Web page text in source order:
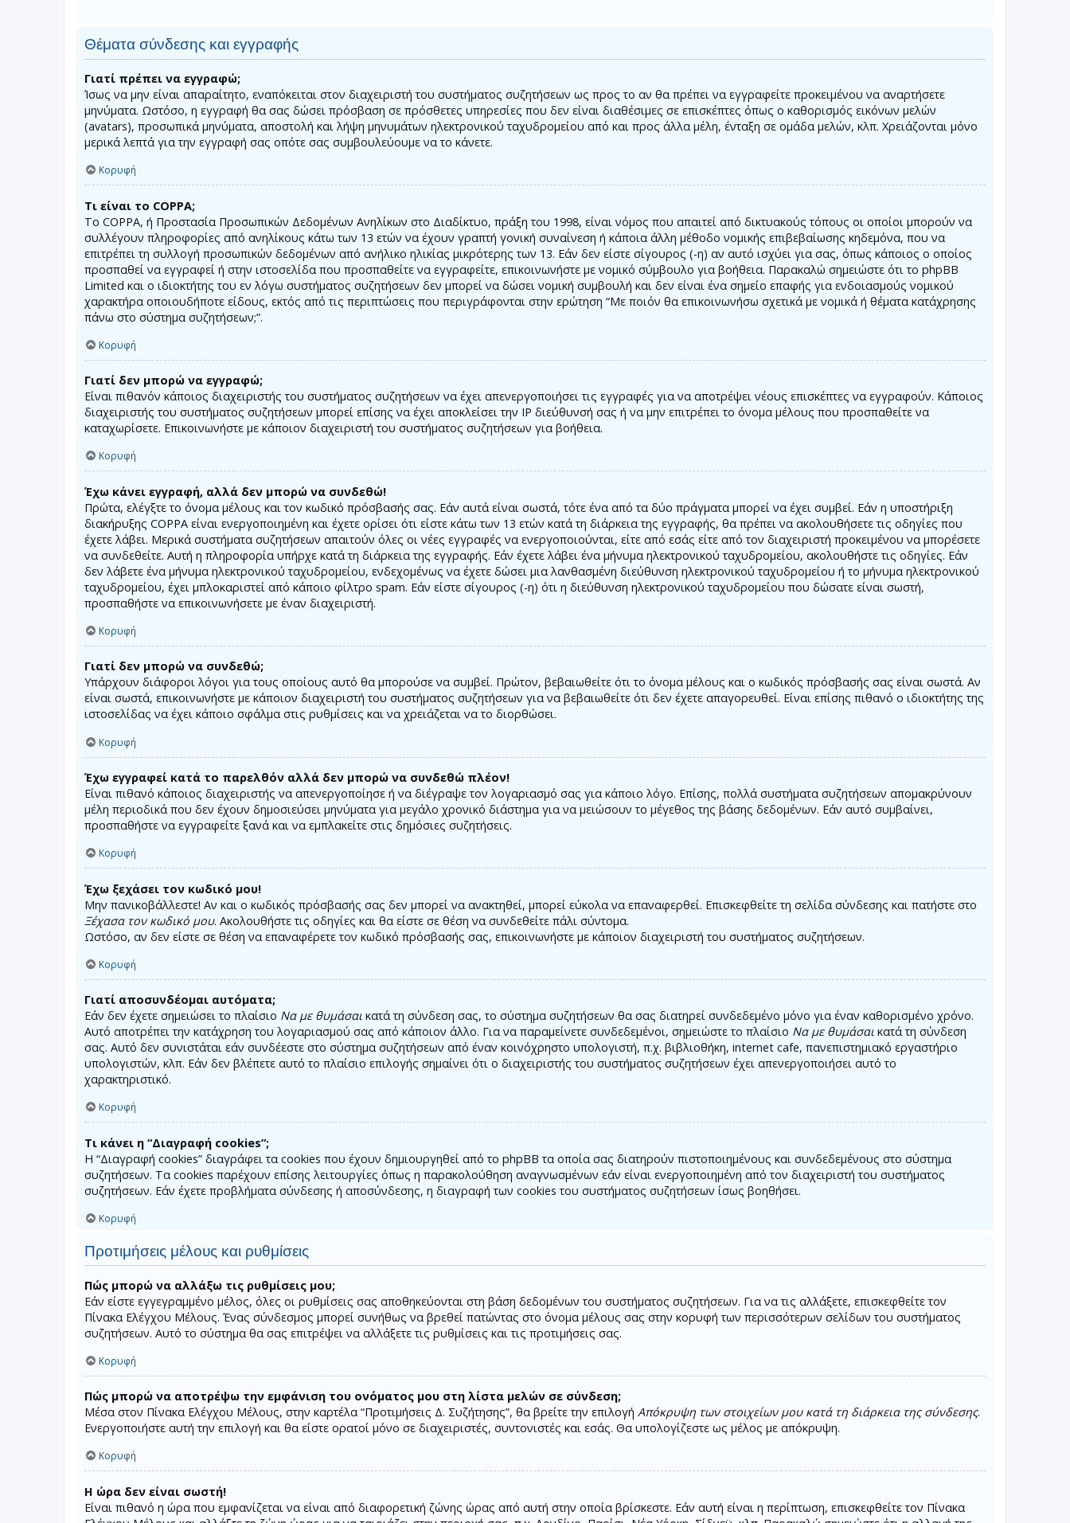
Θέματα σύνδεσης και εγγραφής
Γιατί πρέπει να εγγραφώ;
Ίσως να μην είναι απαραίτητο, εναπόκειται στον διαχειριστή του συστήματος συζητήσεων ως προς το αν θα πρέπει να εγγραφείτε προκειμένου να αναρτήσετε
μηνύματα. Ωστόσο, η εγγραφή θα σας δώσει πρόσβαση σε πρόσθετες υπηρεσίες που δεν είναι διαθέσιμες σε επισκέπτες όπως ο καθορισμός εικόνων μελών
(avatars), προσωπικά μηνύματα, αποστολή και λήψη μηνυμάτων ηλεκτρονικού ταχυδρομείου από και προς άλλα μέλη, ένταξη σε ομάδα μελών, κλπ. Χρειάζονται μόνο
μερικά λεπτά για την εγγραφή σας οπότε σας συμβουλεύουμε να το κάνετε.
Κορυφή
Τι είναι το COPPA;
Το COPPA, ή Προστασία Προσωπικών Δεδομένων Ανηλίκων στο Διαδίκτυο, πράξη του 1998, είναι νόμος που απαιτεί από δικτυακούς τόπους οι οποίοι μπορούν να
συλλέγουν πληροφορίες από ανηλίκους κάτω των 13 ετών να έχουν γραπτή γονική συναίνεση ή κάποια άλλη μέθοδο νομικής επιβεβαίωσης κηδεμόνα, που να
επιτρέπει τη συλλογή προσωπικών δεδομένων από ανήλικο ηλικίας μικρότερης των 13. Εάν δεν είστε σίγουρος (-η) αν αυτό ισχύει για σας, όπως κάποιος ο οποίος
προσπαθεί να εγγραφεί ή στην ιστοσελίδα που προσπαθείτε να εγγραφείτε, επικοινωνήστε με νομικό σύμβουλο για βοήθεια. Παρακαλώ σημειώστε ότι το phpBB
Limited και ο ιδιοκτήτης του εν λόγω συστήματος συζητήσεων δεν μπορεί να δώσει νομική συμβουλή και δεν είναι ένα σημείο επαφής για ενδοιασμούς νομικού
χαρακτήρα οποιουδήποτε είδους, εκτός από τις περιπτώσεις που περιγράφονται στην ερώτηση “Με ποιόν θα επικοινωνήσω σχετικά με νομικά ή θέματα κατάχρησης
πάνω στο σύστημα συζητήσεων;”.
Κορυφή
Γιατί δεν μπορώ να εγγραφώ;
Είναι πιθανόν κάποιος διαχειριστής του συστήματος συζητήσεων να έχει απενεργοποιήσει τις εγγραφές για να αποτρέψει νέους επισκέπτες να εγγραφούν. Κάποιος
διαχειριστής του συστήματος συζητήσεων μπορεί επίσης να έχει αποκλείσει την IP διεύθυνσή σας ή να μην επιτρέπει το όνομα μέλους που προσπαθείτε να
καταχωρίσετε. Επικοινωνήστε με κάποιον διαχειριστή του συστήματος συζητήσεων για βοήθεια.
Κορυφή
Έχω κάνει εγγραφή, αλλά δεν μπορώ να συνδεθώ!
Πρώτα, ελέγξτε το όνομα μέλους και τον κωδικό πρόσβασής σας. Εάν αυτά είναι σωστά, τότε ένα από τα δύο πράγματα μπορεί να έχει συμβεί. Εάν η υποστήριξη
διακήρυξης COPPA είναι ενεργοποιημένη και έχετε ορίσει ότι είστε κάτω των 13 ετών κατά τη διάρκεια της εγγραφής, θα πρέπει να ακολουθήσετε τις οδηγίες που
έχετε λάβει. Μερικά συστήματα συζητήσεων απαιτούν όλες οι νέες εγγραφές να ενεργοποιούνται, είτε από εσάς είτε από τον διαχειριστή προκειμένου να μπορέσετε
να συνδεθείτε. Αυτή η πληροφορία υπήρχε κατά τη διάρκεια της εγγραφής. Εάν έχετε λάβει ένα μήνυμα ηλεκτρονικού ταχυδρομείου, ακολουθήστε τις οδηγίες. Εάν
δεν λάβετε ένα μήνυμα ηλεκτρονικού ταχυδρομείου, ενδεχομένως να έχετε δώσει μια λανθασμένη διεύθυνση ηλεκτρονικού ταχυδρομείου ή το μήνυμα ηλεκτρονικού
ταχυδρομείου, έχει μπλοκαριστεί από κάποιο φίλτρο spam. Εάν είστε σίγουρος (-η) ότι η διεύθυνση ηλεκτρονικού ταχυδρομείου που δώσατε είναι σωστή,
προσπαθήστε να επικοινωνήσετε με έναν διαχειριστή.
Κορυφή
Γιατί δεν μπορώ να συνδεθώ;
Υπάρχουν διάφοροι λόγοι για τους οποίους αυτό θα μπορούσε να συμβεί. Πρώτον, βεβαιωθείτε ότι το όνομα μέλους και ο κωδικός πρόσβασής σας είναι σωστά. Αν
είναι σωστά, επικοινωνήστε με κάποιον διαχειριστή του συστήματος συζητήσεων για να βεβαιωθείτε ότι δεν έχετε απαγορευθεί. Είναι επίσης πιθανό ο ιδιοκτήτης της
ιστοσελίδας να έχει κάποιο σφάλμα στις ρυθμίσεις και να χρειάζεται να το διορθώσει.
Κορυφή
Έχω εγγραφεί κατά το παρελθόν αλλά δεν μπορώ να συνδεθώ πλέον!
Είναι πιθανό κάποιος διαχειριστής να απενεργοποίησε ή να διέγραψε τον λογαριασμό σας για κάποιο λόγο. Επίσης, πολλά συστήματα συζητήσεων απομακρύνουν
μέλη περιοδικά που δεν έχουν δημοσιεύσει μηνύματα για μεγάλο χρονικό διάστημα για να μειώσουν το μέγεθος της βάσης δεδομένων. Εάν αυτό συμβαίνει,
προσπαθήστε να εγγραφείτε ξανά και να εμπλακείτε στις δημόσιες συζητήσεις.
Κορυφή
Έχω ξεχάσει τον κωδικό μου!
Μην πανικοβάλλεστε! Αν και ο κωδικός πρόσβασής σας δεν μπορεί να ανακτηθεί, μπορεί εύκολα να επαναφερθεί. Επισκεφθείτε τη σελίδα σύνδεσης και πατήστε στο
Ξέχασα τον κωδικό μου. Ακολουθήστε τις οδηγίες και θα είστε σε θέση να συνδεθείτε πάλι σύντομα.
Ωστόσο, αν δεν είστε σε θέση να επαναφέρετε τον κωδικό πρόσβασής σας, επικοινωνήστε με κάποιον διαχειριστή του συστήματος συζητήσεων.
Κορυφή
Γιατί αποσυνδέομαι αυτόματα;
Εάν δεν έχετε σημειώσει το πλαίσιο Να με θυμάσαι κατά τη σύνδεση σας, το σύστημα συζητήσεων θα σας διατηρεί συνδεδεμένο μόνο για έναν καθορισμένο χρόνο.
Αυτό αποτρέπει την κατάχρηση του λογαριασμού σας από κάποιον άλλο. Για να παραμείνετε συνδεδεμένοι, σημειώστε το πλαίσιο Να με θυμάσαι κατά τη σύνδεση
σας. Αυτό δεν συνιστάται εάν συνδέεστε στο σύστημα συζητήσεων από έναν κοινόχρηστο υπολογιστή, π.χ. βιβλιοθήκη, internet cafe, πανεπιστημιακό εργαστήριο
υπολογιστών, κλπ. Εάν δεν βλέπετε αυτό το πλαίσιο επιλογής σημαίνει ότι ο διαχειριστής του συστήματος συζητήσεων έχει απενεργοποιήσει αυτό το
χαρακτηριστικό.
Κορυφή
Τι κάνει η “Διαγραφή cookies”;
Η “Διαγραφή cookies” διαγράφει τα cookies που έχουν δημιουργηθεί από το phpBB τα οποία σας διατηρούν πιστοποιημένους και συνδεδεμένους στο σύστημα
συζητήσεων. Τα cookies παρέχουν επίσης λειτουργίες όπως η παρακολούθηση αναγνωσμένων εάν είναι ενεργοποιημένη από τον διαχειριστή του συστήματος
συζητήσεων. Εάν έχετε προβλήματα σύνδεσης ή αποσύνδεσης, η διαγραφή των cookies του συστήματος συζητήσεων ίσως βοηθήσει.
Κορυφή
Προτιμήσεις μέλους και ρυθμίσεις
Πώς μπορώ να αλλάξω τις ρυθμίσεις μου;
Εάν είστε εγγεγραμμένο μέλος, όλες οι ρυθμίσεις σας αποθηκεύονται στη βάση δεδομένων του συστήματος συζητήσεων. Για να τις αλλάξετε, επισκεφθείτε τον
Πίνακα Ελέγχου Μέλους. Ένας σύνδεσμος μπορεί συνήθως να βρεθεί πατώντας στο όνομα μέλους σας στην κορυφή των περισσότερων σελίδων του συστήματος
συζητήσεων. Αυτό το σύστημα θα σας επιτρέψει να αλλάξετε τις ρυθμίσεις και τις προτιμήσεις σας.
Κορυφή
Πώς μπορώ να αποτρέψω την εμφάνιση του ονόματος μου στη λίστα μελών σε σύνδεση;
Μέσα στον Πίνακα Ελέγχου Μέλους, στην καρτέλα “Προτιμήσεις Δ. Συζήτησης”, θα βρείτε την επιλογή Απόκρυψη των στοιχείων μου κατά τη διάρκεια της σύνδεσης.
Ενεργοποιήστε αυτή την επιλογή και θα είστε ορατοί μόνο σε διαχειριστές, συντονιστές και εσάς. Θα υπολογίζεστε ως μέλος με απόκρυψη.
Κορυφή
Η ώρα δεν είναι σωστή!
Είναι πιθανό η ώρα που εμφανίζεται να είναι από διαφορετική ζώνης ώρας από αυτή στην οποία βρίσκεστε. Εάν αυτή είναι η περίπτωση, επισκεφθείτε τον Πίνακα